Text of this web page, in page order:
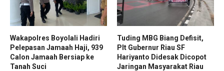
Wakapolres Boyolali Hadiri
Pelepasan Jamaah Haji, 939
Calon Jamaah Bersiap ke
Tanah Suci
Tuding MBG Biang Defisit,
Plt Gubernur Riau SF
Hariyanto Didesak Dicopot
Jaringan Masyarakat Riau